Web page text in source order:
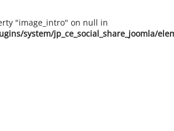
"image_intro" on null in
system/jp_ce_social_share_joomla/